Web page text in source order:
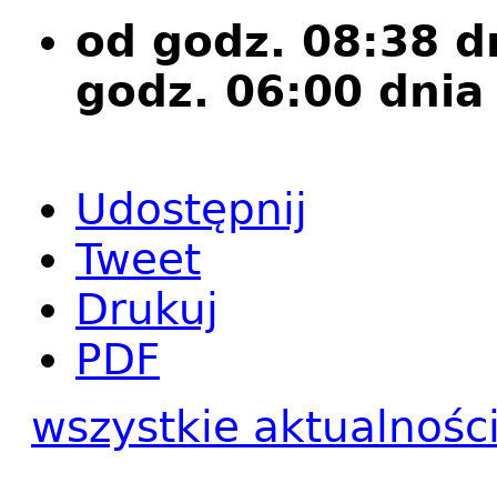
od godz. 08:38
godz. 06:00
Udostępnij
Tweet
Drukuj
PDF
wszystkie